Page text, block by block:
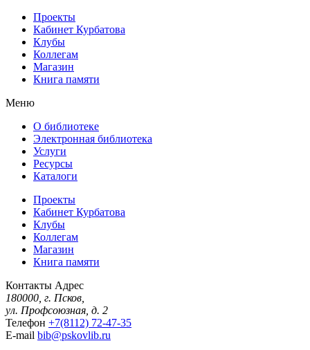
Проекты
Кабинет Курбатова
Клубы
Коллегам
Магазин
Книга памяти
Меню
О библиотеке
Электронная библиотека
Услуги
Ресурсы
Каталоги
Проекты
Кабинет Курбатова
Клубы
Коллегам
Магазин
Книга памяти
Контакты Адрес
180000, г. Псков,
ул. Профсоюзная, д. 2
Телефон +7(8112) 72-47-35
E-mail bib@pskovlib.ru